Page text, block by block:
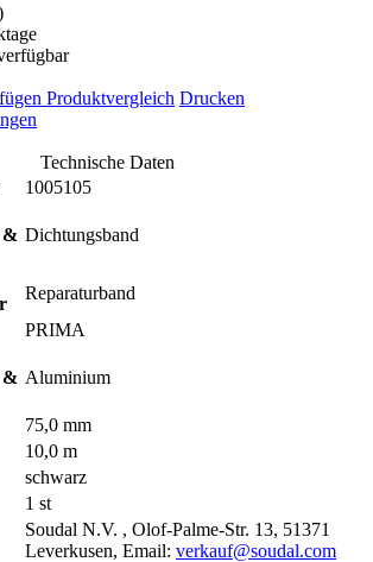
Produktvergleich Drucken
Technische Daten
1005105
& Dichtungsband
Reparaturband
PRIMA
& Aluminium
75,0 mm
10,0 m
schwarz
1 st
Soudal N.V. , Olof-Palme-Str. 13, 51371
Leverkusen, Email: verkauf@soudal.com